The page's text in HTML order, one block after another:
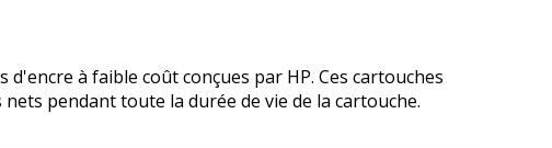
à faible coût conçues par HP. Ces cartouches
pendant toute la durée de vie de la cartouche.